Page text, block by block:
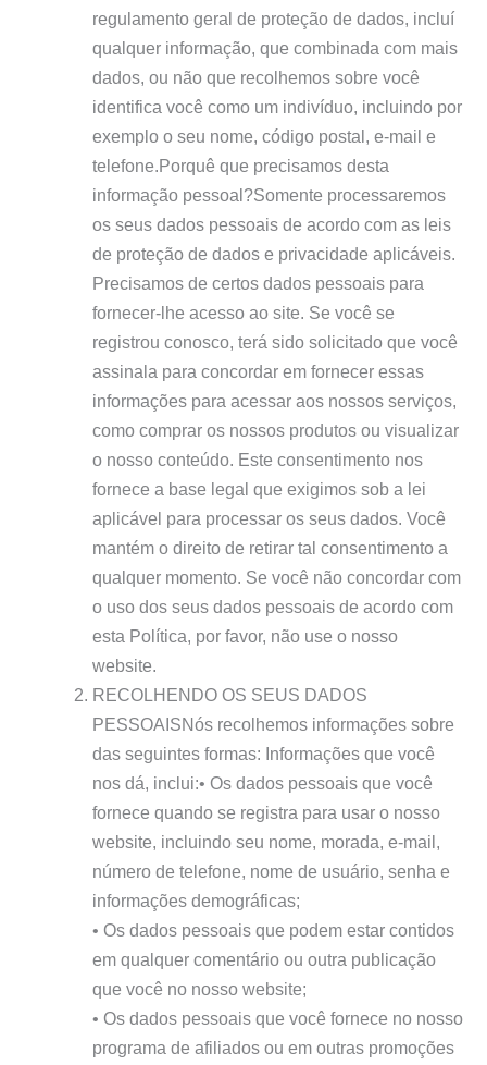
regulamento geral de proteção de dados, incluí
qualquer informação, que combinada com mais
dados, ou não que recolhemos sobre você
identifica você como um indivíduo, incluindo por
exemplo o seu nome, código postal, e-mail e
telefone.Porquê que precisamos desta
informação pessoal?Somente processaremos
os seus dados pessoais de acordo com as leis
de proteção de dados e privacidade aplicáveis.
Precisamos de certos dados pessoais para
fornecer-lhe acesso ao site. Se você se
registrou conosco, terá sido solicitado que você
assinala para concordar em fornecer essas
informações para acessar aos nossos serviços,
como comprar os nossos produtos ou visualizar
o nosso conteúdo. Este consentimento nos
fornece a base legal que exigimos sob a lei
aplicável para processar os seus dados. Você
mantém o direito de retirar tal consentimento a
qualquer momento. Se você não concordar com
o uso dos seus dados pessoais de acordo com
esta Política, por favor, não use o nosso
website.
RECOLHENDO OS SEUS DADOS
PESSOAISNós recolhemos informações sobre
das seguintes formas: Informações que você
nos dá, inclui:• Os dados pessoais que você
fornece quando se registra para usar o nosso
website, incluindo seu nome, morada, e-mail,
número de telefone, nome de usuário, senha e
informações demográficas;
• Os dados pessoais que podem estar contidos
em qualquer comentário ou outra publicação
que você no nosso website;
• Os dados pessoais que você fornece no nosso
programa de afiliados ou em outras promoções